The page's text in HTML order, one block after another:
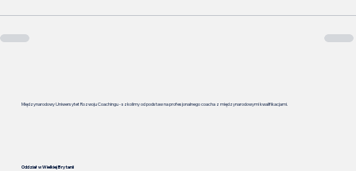
Międzynarodowy Uniwersytet Rozwoju Coachingu - szkolimy od podstaw na profesjonalnego coacha z międzynarodowymi kwalifikacjami.
Oddział w Wielkiej Brytanii